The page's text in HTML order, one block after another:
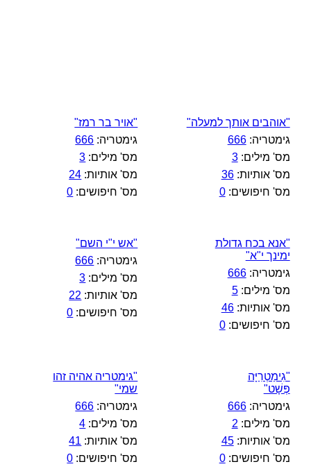
"אוהבים אותך למעלה"
גימטריה:666
מס' מילים:3
מס' אותיות:36
מס' חיפושים:0
"אויר בר רמז"
גימטריה: 666
מס' מילים: 3
מס' אותיות: 24
מס' חיפושים: 0
"אנא בכח גדולת
ימינך י"א"
גימטריה:666
מס' מילים:5
מס' אותיות:46
מס' חיפושים:0
"אש י"י השם"
גימטריה: 666
מס' מילים: 3
מס' אותיות: 22
מס' חיפושים: 0
"גִימַטְרִיָּה
פְּשָׁט"
גימטריה:666
מס' מילים: 2
מס' אותיות:45
מס' חיפושים:0
"גימטריה אהיה זהו
שמי"
גימטריה: 666
מס' מילים: 4
מס' אותיות: 41
מס' חיפושים: 0